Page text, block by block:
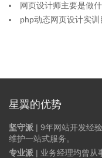
网页设计师主要是做
php动态网页设计实训
星翼的优势
坚守派 | 9年网站开发经
维护一站式服务。
专业派 | 业务经理均曾从